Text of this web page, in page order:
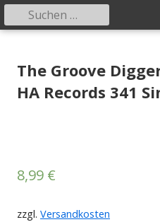
zum
Primäres
Suchen
nach:
The Groove
HA Records 341
8,99 €
zzgl. Versandkosten